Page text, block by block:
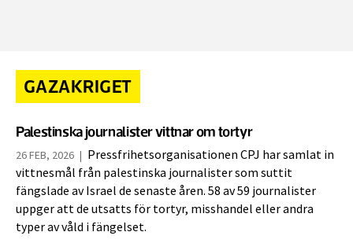
GAZAKRIGET
Palestinska journalister vittnar om tortyr
26 FEB, 2026 | Pressfrihetsorganisationen CPJ har samlat in
vittnesmål från palestinska journalister som suttit
fängslade av Israel de senaste åren. 58 av 59 journalister
uppger att de utsatts för tortyr, misshandel eller andra
typer av våld i fängelset.